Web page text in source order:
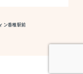
ン香椎駅前